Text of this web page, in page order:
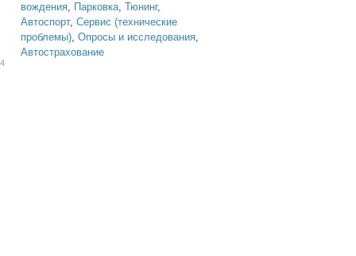
вождения, Парковка, Тюнинг,
Автоспорт, Сервис (технические
проблемы), Опросы и исследования,
Автострахование